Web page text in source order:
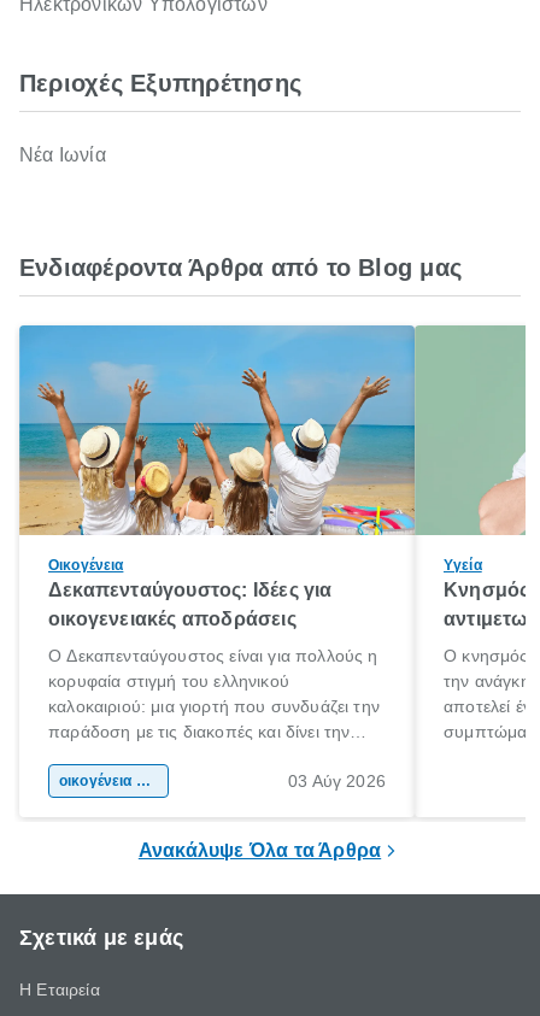
Ηλεκτρονικών Υπολογιστών
Περιοχές Εξυπηρέτησης
Νέα Ιωνία
Ενδιαφέροντα Άρθρα από το Blog μας
Οικογένεια
Δεκαπενταύγουστος: Ιδέες για
οικογενειακές αποδράσεις
Ο Δεκαπενταύγουστος είναι για πολλούς η
κορυφαία στιγμή του ελληνικού
καλοκαιριού: μια γιορτή που συνδυάζει την
παράδοση με τις διακοπές και δίνει την
χώρας. Είτε πρόκειται για λίγες μέρες
οικογένεια & παιδί 03 Αύγ 2026
Υγεία
Κνησμός:
Ο κνησμός
την ανάγκη
αποτελεί
Ανακάλυψε Όλα τα Άρθρα
Σχετικά με εμάς
Η Εταιρεία